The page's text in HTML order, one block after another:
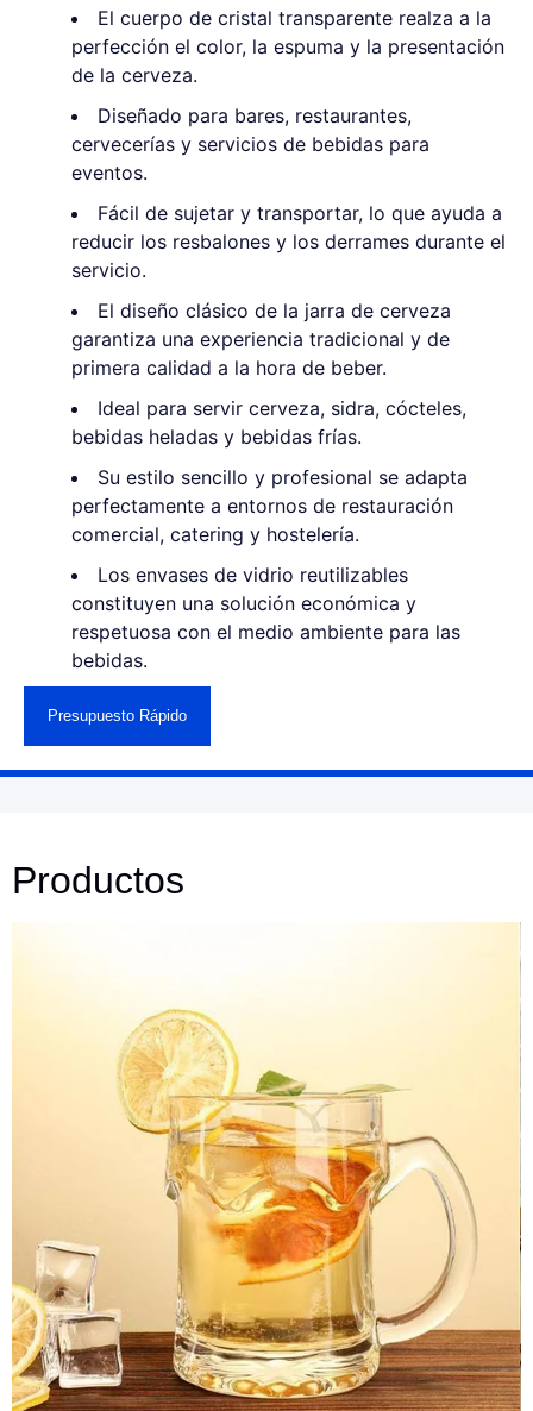
El cuerpo de cristal transparente realza a la
perfección el color, la espuma y la presentación
de la cerveza.
Diseñado para bares, restaurantes,
cervecerías y servicios de bebidas para
eventos.
Fácil de sujetar y transportar, lo que ayuda a
reducir los resbalones y los derrames durante el
servicio.
El diseño clásico de la jarra de cerveza
garantiza una experiencia tradicional y de
primera calidad a la hora de beber.
Ideal para servir cerveza, sidra, cócteles,
bebidas heladas y bebidas frías.
Su estilo sencillo y profesional se adapta
perfectamente a entornos de restauración
comercial, catering y hostelería.
Los envases de vidrio reutilizables
constituyen una solución económica y
respetuosa con el medio ambiente para las
bebidas.
Presupuesto Rápido
Productos